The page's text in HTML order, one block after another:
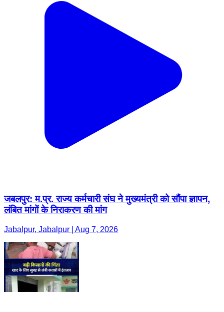
जबलपुर: म.प्र. राज्य कर्मचारी संघ ने मुख्यमंत्री को सौंपा ज्ञापन,
लंबित मांगों के निराकरण की मांग
Jabalpur, Jabalpur | Aug 7, 2026